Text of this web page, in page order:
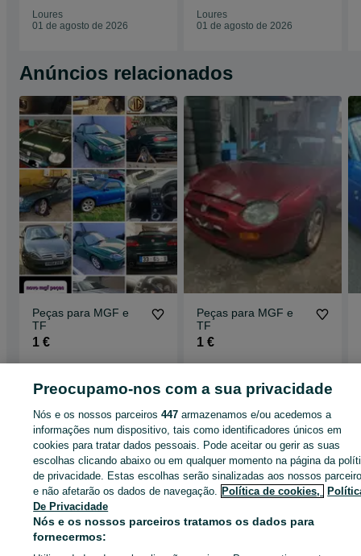
Loures
01 de agosto de 2026
Loures
01 de agosto de 2026
Anúncios relacionados
Peças para MGF e
TF
1 €
01 de agosto de 2026
Peças para MGF e
TF
1 €
01 de agosto de 2026
Página principal Peças e acessórios
Lisboa
Outros - Loures
CATEGORIA
ID:661485315
Preocupamo-nos com a sua privacidade
Nós e os nossos parceiros447 armazenamos e/ou acedemos a
informações num dispositivo, tais como identificadores únicos em
cookies para tratar dados pessoais. Pode aceitar ou gerir as suas
escolhas clicando abaixo ou em qualquer momento na página da
de privacidade. Estas escolhas serão sinalizadas aos nossos
e não afetarão os dados de navegação. Política de cookies,
De Privacidade
Nós e os nossos parceiros tratamos os dados para
fornecermos: